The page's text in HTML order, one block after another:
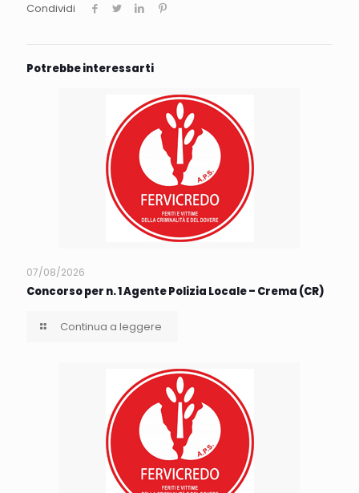
Condividi
Potrebbe interessarti
07/08/2026
Concorso per n. 1 Agente Polizia Locale – Crema (CR)
Continua a leggere